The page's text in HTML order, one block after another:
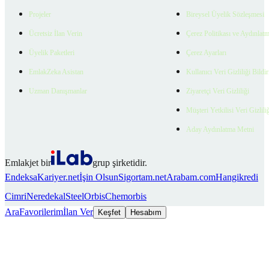
Projeler
Ücretsiz İlan Verin
Üyelik Paketleri
EmlakZeka Asistan
Uzman Danışmanlar
Bireysel Üyelik Sözleşmesi
Çerez Politikası ve
Çerez Ayarları
Kullanıcı Veri Gizliliği
Ziyaretçi Veri Gizliliği
Müşteri Yetkilisi Veri
Aday Aydınlatma Metni
Emlakjet bir
grup şirketidir.
EndeksaKariyer.netİşin OlsunSigortam.netArabam.comHangikredi
CimriNeredekalSteelOrbisChemorbis
AraFavorilerimİlan Ver Keşfet Hesabım